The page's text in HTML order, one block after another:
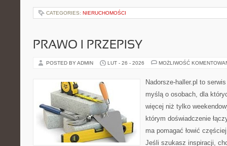
CATEGORIES: NIERUCHOMOŚCI
PRAWO I PRZEPISY
POSTED BY ADMIN LUT - 26 - 2026 MOŻLIWOŚĆ
Nadorsze-haller.pl to
myślą o osobach, dla
więcej niż tylko
którym doświadczenie
ma pomagać łowić
Jeśli szukasz inspiracji,